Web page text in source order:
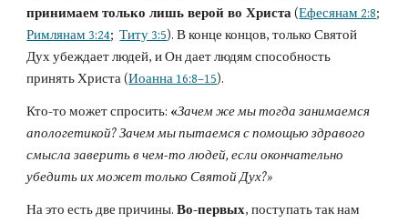
принимаем только лишь верой во Христа (Ефесянам 2:8
Римлянам 3:24; Титу 3:5). В конце концов, только Святой
Дух убеждает людей, и Он дает людям способность
принять Христа (Иоанна 16:8–15).
Кто-то может спросить: «Зачем же мы тогда занимаемся
апологетикой? Зачем мы пытаемся с помощью здравого
смысла заверить в чем-то людей, если окончательно
убедить их может только Святой Дух?»
На это есть две причины. Во-первых, поступать так нам